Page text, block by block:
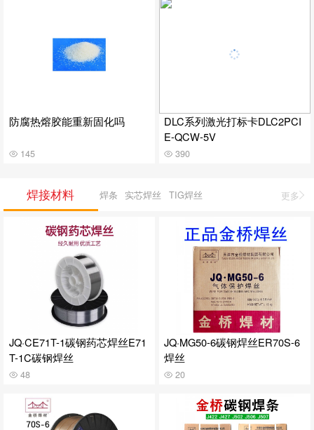
防腐热熔胶能重新固化吗
145
DLC系列激光打标卡DLC2PCI
E-QCW-5V
390
焊接材料 焊条 实芯焊丝 TIG焊丝 更多
JQ·CE71T-1碳钢药芯焊丝E71
T-1C碳钢焊丝
48
JQ·MG50-6碳钢焊丝ER70S-6
焊丝
20